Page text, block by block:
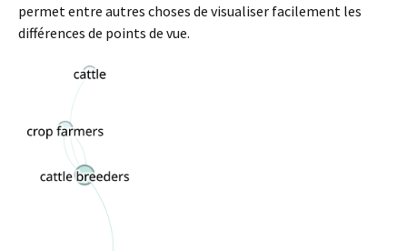
permet entre autres choses de visualiser facilement les
différences de points de vue.